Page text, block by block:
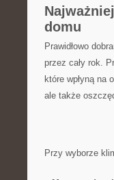
domu
Prawidłowo
przez ​cały rok.
które wpłyną na
ale​ także
Przy wyborze